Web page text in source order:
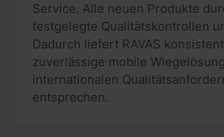
Service. Alle neuen Produkte
festgelegte Qualitätskontrollen
Dadurch liefert RAVAS
zuverlässige mobile
internationalen
entsprechen.